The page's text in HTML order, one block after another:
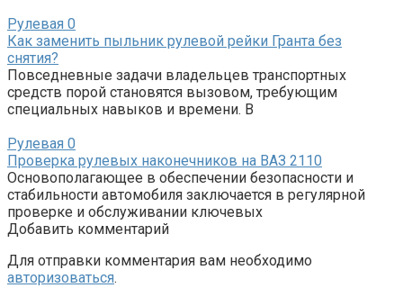
Рулевая 0
Как заменить пыльник рулевой рейки Гранта без
снятия?
Повседневные задачи владельцев транспортных
средств порой становятся вызовом, требующим
специальных навыков и времени. В
Рулевая 0
Проверка рулевых наконечников на ВАЗ 2110
Основополагающее в обеспечении безопасности и
стабильности автомобиля заключается в регулярной
проверке и обслуживании ключевых
Добавить комментарий
Для отправки комментария вам необходимо
авторизоваться.